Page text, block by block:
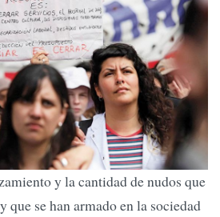
y la cantidad de nudos que
que se han armado en la sociedad